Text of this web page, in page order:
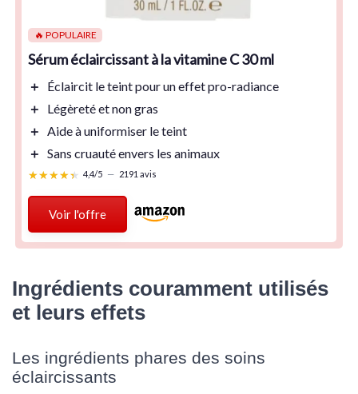
🔥 POPULAIRE
Sérum éclaircissant à la vitamine C 30 ml
＋ Éclaircit le teint pour un effetpro-radiance
＋
Légèreté etnon gras
＋
Aide à uniformiser le teint
＋ Sans cruauté envers les animaux
★★★★★
★★★★★ 4,4/5 — 2191 avis
Voir l'offre
Ingrédients couramment utilisés
et leurs effets
Les ingrédients phares des soins
éclaircissants